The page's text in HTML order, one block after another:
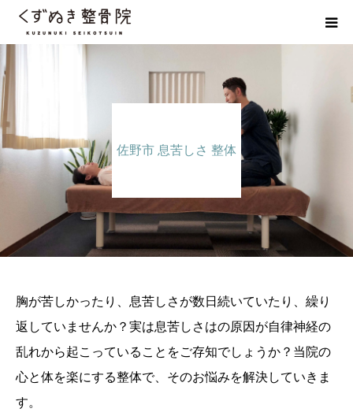
佐野市 息苦しさ 整体
胸が苦しかったり、息苦しさが数日続いていたり、繰り
返していませんか？実は息苦しさはの原因が自律神経の
乱れから起こっていることをご存知でしょうか？当院の
心と体を楽にする整体で、そのお悩みを解決していきま
す。
初めての方へ
整体院Q＆A
お客様の声
院長ブログ
佐野市の交通事故治療 整骨院